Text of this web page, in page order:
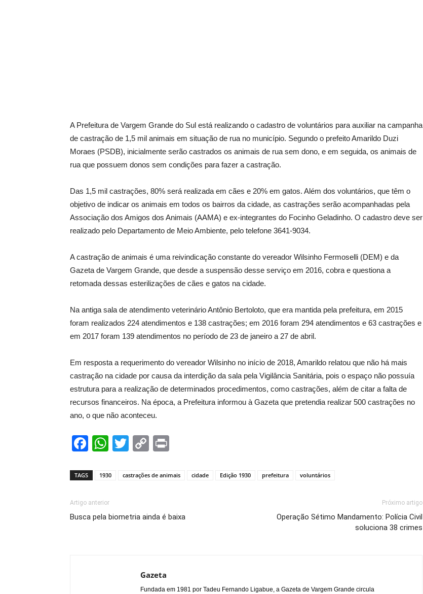
A Prefeitura de Vargem Grande do Sul está realizando o cadastro de voluntários para auxiliar na campanha
de castração de 1,5 mil animais em situação de rua no município. Segundo o prefeito Amarildo Duzi
Moraes (PSDB), inicialmente serão castrados os animais de rua sem dono, e em seguida, os animais de
rua que possuem donos sem condições para fazer a castração.
Das 1,5 mil castrações, 80% será realizada em cães e 20% em gatos. Além dos voluntários, que têm o
objetivo de indicar os animais em todos os bairros da cidade, as castrações serão acompanhadas pela
Associação dos Amigos dos Animais (AAMA) e ex-integrantes do Focinho Geladinho. O cadastro deve ser
realizado pelo Departamento de Meio Ambiente, pelo telefone 3641-9034.
A castração de animais é uma reivindicação constante do vereador Wilsinho Fermoselli (DEM) e da
Gazeta de Vargem Grande, que desde a suspensão desse serviço em 2016, cobra e questiona a
retomada dessas esterilizações de cães e gatos na cidade.
Na antiga sala de atendimento veterinário Antônio Bertoloto, que era mantida pela prefeitura, em 2015
foram realizados 224 atendimentos e 138 castrações; em 2016 foram 294 atendimentos e 63 castrações e
em 2017 foram 139 atendimentos no período de 23 de janeiro a 27 de abril.
Em resposta a requerimento do vereador Wilsinho no início de 2018, Amarildo relatou que não há mais
castração na cidade por causa da interdição da sala pela Vigilância Sanitária, pois o espaço não possuía
estrutura para a realização de determinados procedimentos, como castrações, além de citar a falta de
recursos financeiros. Na época, a Prefeitura informou à Gazeta que pretendia realizar 500 castrações no
ano, o que não aconteceu.
Facebook
WhatsApp
TwitterCopy
TAGS 1930 castrações de animais cidade Edição 1930 prefeitura voluntários
Artigo anterior
Busca pela biometria ainda é baixa
Próximo artigo
Operação Sétimo Mandamento: Polícia Civil
soluciona 38 crimes
Gazeta
Fundada em 1981 por Tadeu Fernando Ligabue, a Gazeta de Vargem Grande circula